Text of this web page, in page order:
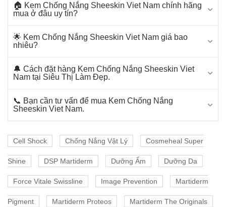
🏠 Kem Chống Nắng Sheeskin Viet Nam chính hãng
mua ở đâu uy tín?
🌟 Kem Chống Nắng Sheeskin Viet Nam giá bao
nhiêu?
🔔 Cách đặt hàng Kem Chống Nắng Sheeskin Viet
Nam tại Siêu Thị Làm Đẹp.
📞 Bạn cần tư vấn để mua Kem Chống Nắng
Sheeskin Viet Nam.
Cell Shock Chống Nắng Vật Lý Cosmeheal Super
Shine DSP Martiderm Dưỡng Ẩm Dưỡng Da
Force Vitale Swissline Image Prevention Martiderm
Pigment Martiderm Proteos Martiderm The Originals